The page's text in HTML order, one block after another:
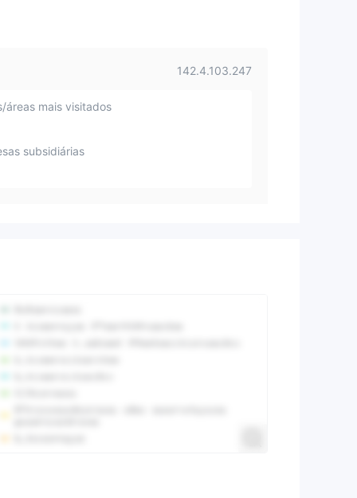
142.4.103.247
áreas mais visitados
subsidiárias